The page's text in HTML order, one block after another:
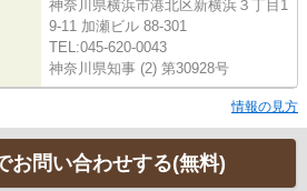
神奈川県横浜市港北区新横浜３丁目1
9-11 加瀬ビル 88-301
TEL:045-620-0043
神奈川県知事 (2) 第30928号
情報の見方
お問い合わせする(無料)